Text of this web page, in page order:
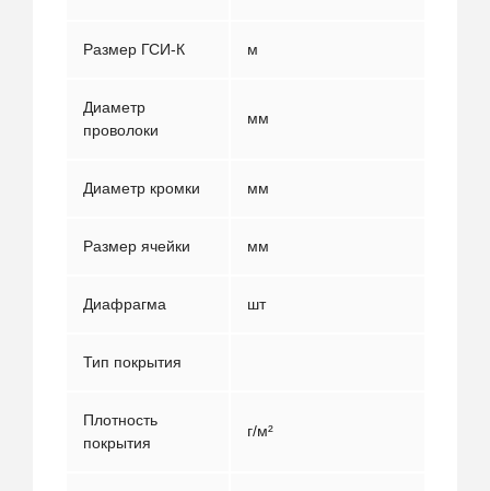
Размер ГСИ-К м
Диаметр
проволоки
мм
Диаметр кромки мм
Размер ячейки мм
Диафрагма шт
Тип покрытия
Плотность
покрытия
г/м²